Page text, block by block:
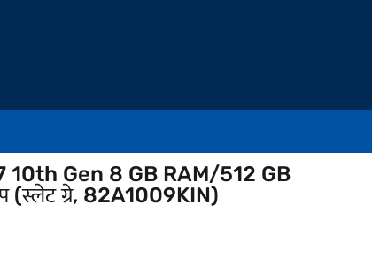
Gen 8 GB RAM/512 GB
(स्लेट ग्रे, 82A1009KIN)